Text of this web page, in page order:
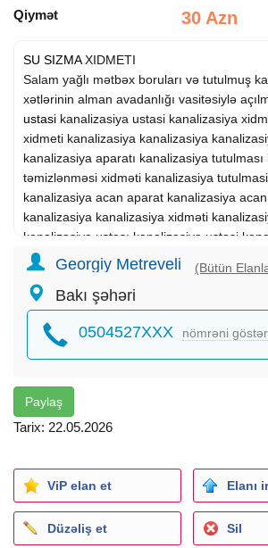
Qiymət 30 Azn
SU SIZMAXIDMETI
Salam yağlı mətbəx boruları və tutulmuş
xətlərinin alman avadanlığı vasitəsiylə
ustasi kanalizasiya ustasi kanalizasiya
xidmeti kanalizasiya kanalizasiya
kanalizasiya aparatı kanalizasiya
təmizlənməsi xidməti kanalizasiya
kanalizasiya acan aparat kanalizasiya
kanalizasiya kanalizasiya xidməti
kanalizasiya ustası kanalizasiya ustasi
сточные воды прочистить слив на кухне
unclogging sewer master мастер
KANALIZASIYA ACMA.чистка канализации
Su təchizatı, isti su təchizatı,
kəmərləri və qapalı boru kəmərləri üçün
yerlərini (küləklər, sızmalar) aşkar etmək
kəmərlərinin diaqnostikası,
Metodlardan istifadə edirik: akustik və
sızdırmazlıq testi).
Xarici və daxili boru kəmərlərində iş
Georgiy Metreveli (Bütün
Bakı şəhəri
0504527XXX nömrəni göstər
Paylaş
Tarix: 22.05.2026
ViP elan et Elanı
Düzəliş et Sil